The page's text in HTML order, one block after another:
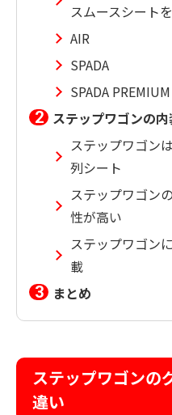
スムースシート
AIR
SPADA
SPADA
ステップワゴンの
ステップワゴン
列シート
ステップワゴン
性が高い
ステップワゴン
載
まとめ
ステップワゴンの
違い